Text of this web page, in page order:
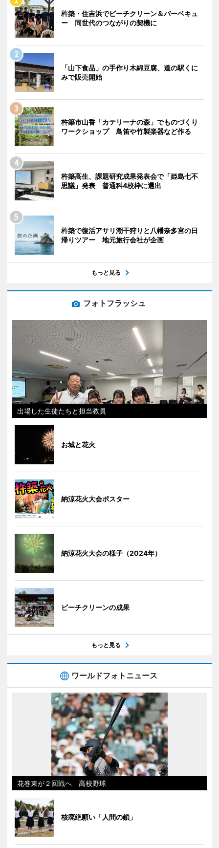
杵築・住吉浜でビーチクリーン＆バーベキュ
ー 同世代のつながりの契機に
「山下食品」の手作り木綿豆腐、道の駅くに
みで販売開始
杵築市山香「カテリーナの森」でものづくり
ワークショップ 鳥笛や竹製楽器など作る
杵築高生、課題研究成果発表会で「姫島七不
思議」発表 普通科4校枠に選出
杵築で復活アサリ潮干狩りと八幡奈多宮の日
帰りツアー 地元旅行会社が企画
もっと見る
フォトフラッシュ
出場した生徒たちと担当教員
お城と花火
納涼花火大会ポスター
納涼花火大会の様子（2024年）
ビーチクリーンの成果
もっと見る
ワールドフォトニュース
花巻東が２回戦へ 高校野球
核廃絶願い「人間の鎖」